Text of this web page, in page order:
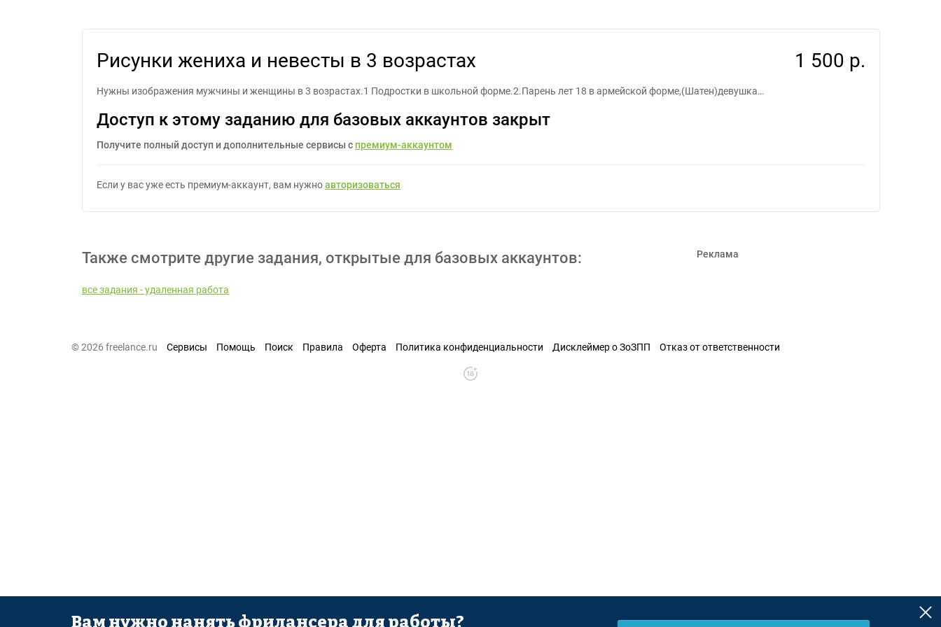
Рисунки жениха и невесты в 3 возрастах 1 500 р.
Нужны изображения мужчины и женщины в 3 возрастах.1 Подростки в школьной форме.2.Парень лет 18 в армейской форме,(Шатен)девушка…
Доступ к этому заданию для базовых аккаунтов закрыт
Получите полный доступ и дополнительные сервисы с премиум-аккаунтом
Если у вас уже есть премиум-аккаунт, вам нужноавторизоваться
Также смотрите другие задания, открытые для базовых аккаунтов:
все задания - удаленная работа
Реклама
© 2026 freelance.ru Сервисы Помощь Поиск Правила Оферта Политика конфиденциальности Дисклеймер о ЗоЗПП Отказ от ответственности
Вам нужно нанять фрилансера для работы?